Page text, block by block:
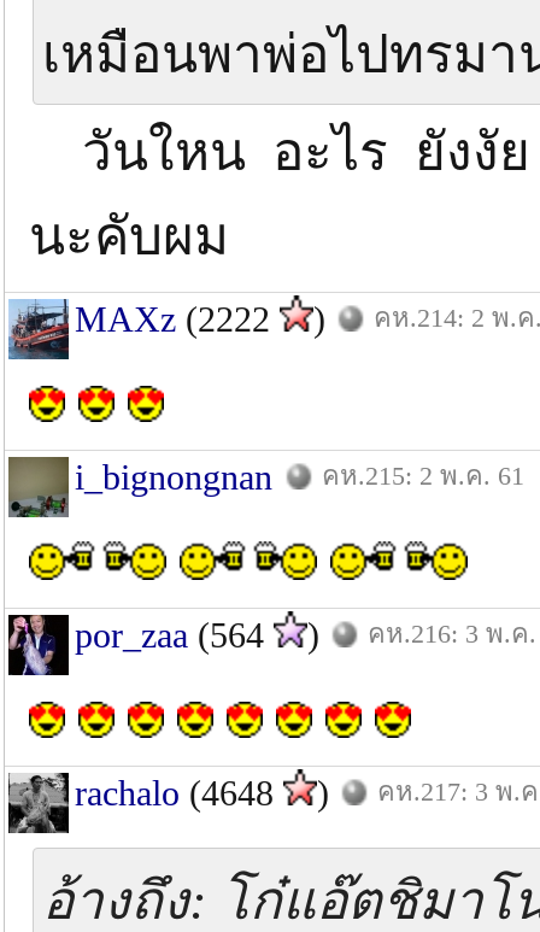
เหมือนพาพ่อไปทรม
วันใหน อะไร ยังงัย
นะคับผม
MAXz (2222 ) คห.214: 2 พ.ค
i_bignongnan คห.215: 2 พ.ค. 61
por_zaa (564 ) คห.216: 3 พ.ค.
rachalo (4648 ) คห.217: 3 พ.
อ้างถึง: โก๋แอ๊ตชิมาโน่